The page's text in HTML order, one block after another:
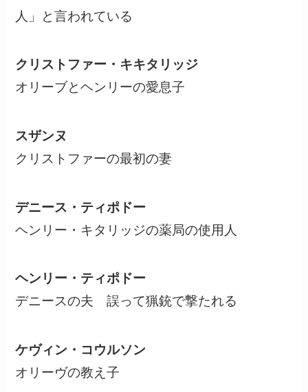
人」と言われている
クリストファー・キキタリッジ
オリーブとヘンリーの愛息子
スザンヌ
クリストファーの最初の妻
デニース・ティポドー
ヘンリー・キタリッジの薬局の使用人
ヘンリー・ティポドー
デニースの夫 誤って猟銃で撃たれる
ケヴィン・コウルソン
オリーヴの教え子